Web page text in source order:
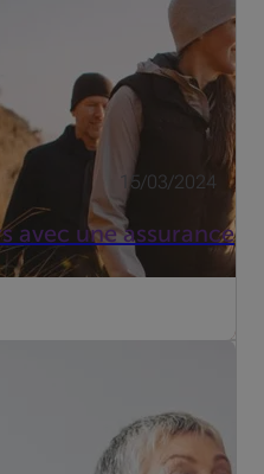
15/03/2024
avec une assurance
décennies. Cela vaut
temps, car ‘prendre s...